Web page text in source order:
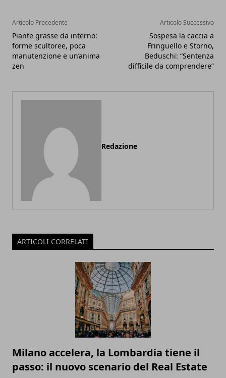
Articolo Precedente
Piante grasse da interno:
forme scultoree, poca
manutenzione e un’anima
zen
Articolo Successivo
Sospesa la caccia a
Fringuello e Storno,
Beduschi: “Sentenza
difficile da comprendere”
Redazione
ARTICOLI CORRELATI
Milano accelera, la Lombardia tiene il
passo: il nuovo scenario del Real Estate